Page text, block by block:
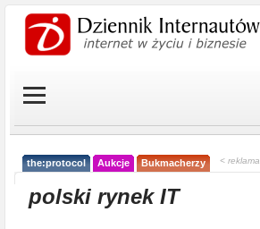
the:protocol Aukcje Bukmacherzy < reklama
polski rynek IT